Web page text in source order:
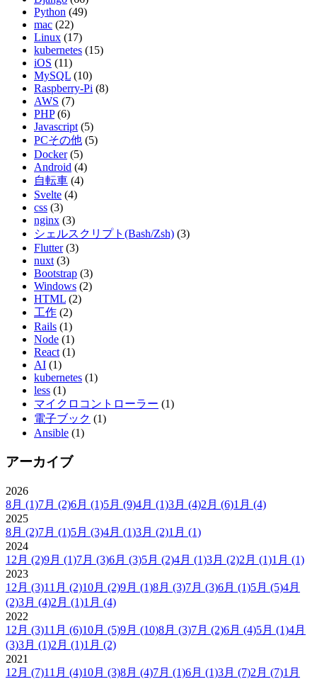
Python (49)
mac (22)
Linux (17)
kubernetes (15)
iOS (11)
MySQL (10)
Raspberry-Pi (8)
AWS (7)
PHP (6)
Javascript (5)
PCその他 (5)
Docker (5)
Android (4)
自転車 (4)
Svelte (4)
css (3)
nginx (3)
シェルスクリプト(Bash/Zsh) (3)
Flutter (3)
nuxt (3)
Bootstrap (3)
Windows (2)
HTML (2)
工作 (2)
Rails (1)
Node (1)
React (1)
AI (1)
kubernetes (1)
less (1)
マイクロコントローラー (1)
電子ブック (1)
Ansible (1)
アーカイブ
2026
8月 (1)7月 (2)6月 (1)5月 (9)4月 (1)3月 (4)2月 (6)1月 (4)
2025
8月 (2)7月 (1)5月 (3)4月 (1)3月 (2)1月 (1)
2024
12月 (2)9月 (1)7月 (3)6月 (3)5月 (2)4月 (1)3月 (2)2月 (1)1月 (1)
2023
12月 (3)11月 (2)10月 (2)9月 (1)8月 (3)7月 (3)6月 (1)5月 (5)4月
(2)3月 (4)2月 (1)1月 (4)
2022
12月 (3)11月 (6)10月 (5)9月 (10)8月 (3)7月 (2)6月 (4)5月 (1)4月
(3)3月 (1)2月 (1)1月 (2)
2021
12月 (7)11月 (4)10月 (3)8月 (4)7月 (1)6月 (1)3月 (7)2月 (7)1月